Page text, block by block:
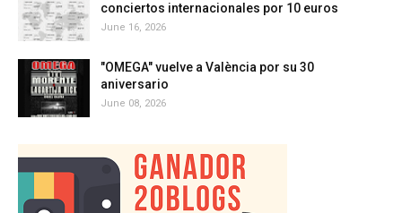
conciertos internacionales por 10 euros
June 16, 2026
"OMEGA" vuelve a València por su 30
aniversario
June 08, 2026